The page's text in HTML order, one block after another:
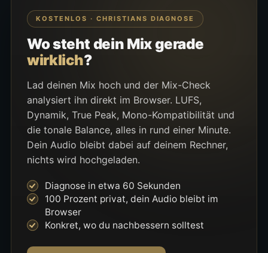
KOSTENLOS · CHRISTIANS DIAGNOSE
Wo steht dein Mix gerade
wirklich?
Lad deinen Mix hoch und der Mix-Check
analysiert ihn direkt im Browser. LUFS,
Dynamik, True Peak, Mono-Kompatibilität und
die tonale Balance, alles in rund einer Minute.
Dein Audio bleibt dabei auf deinem Rechner,
nichts wird hochgeladen.
Diagnose in etwa 60 Sekunden
100 Prozent privat, dein Audio bleibt im
Browser
Konkret, wo du nachbessern solltest